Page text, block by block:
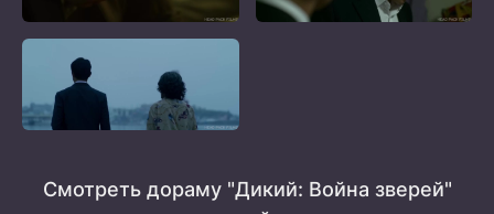
Смотреть дораму "Дикий: Война зверей"